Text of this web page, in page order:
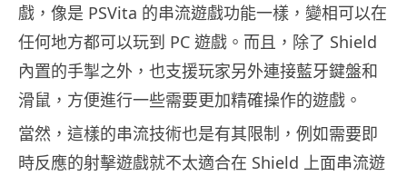
戲，像是 PSVita 的串流遊戲功能一樣，變相可以在
任何地方都可以玩到 PC 遊戲。而且，除了 Shield
內置的手掣之外，也支援玩家另外連接藍牙鍵盤和
滑鼠，方便進行一些需要更加精確操作的遊戲。
當然，這樣的串流技術也是有其限制，例如需要即
時反應的射擊遊戲就不太適合在 Shield 上面串流遊